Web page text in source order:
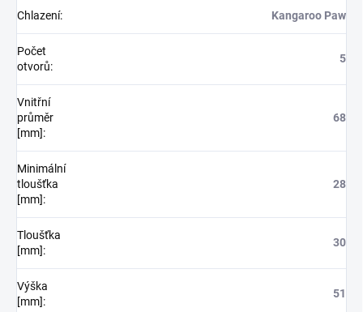
Chlazení: Kangaroo Paw
Počet
otvorů:
5
Vnitřní
průměr
[mm]:
68
Minimální
tloušťka
[mm]:
28
Tloušťka
[mm]:
30
Výška
[mm]:
51